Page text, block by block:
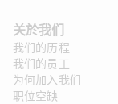
关於我们
我们的历程
我们的员工
为何加入我们
职位空缺